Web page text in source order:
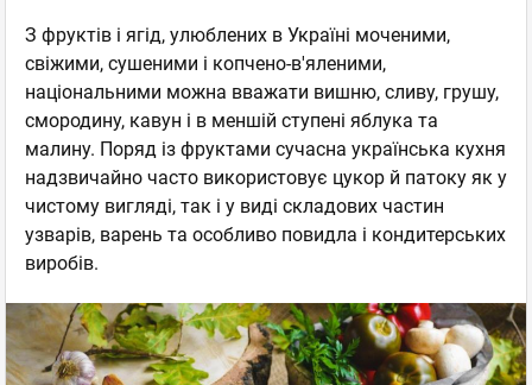
З фруктів і ягід, улюблених в Україні моченими,
свіжими, сушеними і копчено-в'яленими,
національними можна вважати вишню, сливу, грушу,
смородину, кавун і в меншій ступені яблука та
малину. Поряд із фруктами сучасна українська кухня
надзвичайно часто використовує цукор й патоку як у
чистому вигляді, так і у виді складових частин
узварів, варень та особливо повидла і кондитерських
виробів.